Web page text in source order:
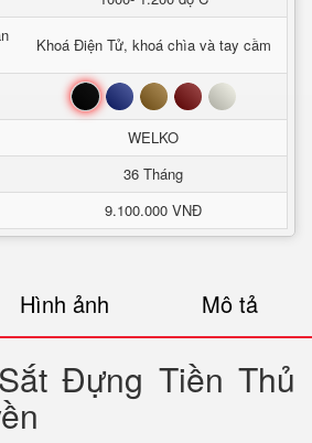
Khoá Điện Tử, khoá chìa và tay cầm
Đen Xanh Nâu Đỏ Trắng
WELKO
36 Tháng
9.100.000 VNĐ
Hình ảnh Mô tả
Đựng Tiền Thủ